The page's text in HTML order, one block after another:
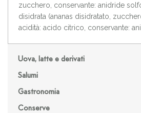
Uova, latte e derivati
Salumi
Gastronomia
Conserve
zucchero, conservante: anidride
disidrata (ananas disidratato,
acidità: acido citrico, conservante: